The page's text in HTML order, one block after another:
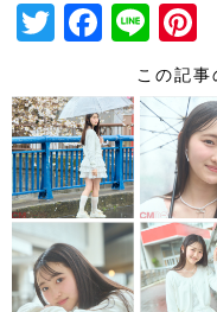
T
tt
er
F
c
e
b
o
o
k
Li
n
e
e
この記事